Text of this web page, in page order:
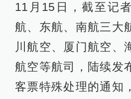
11月15日，截至记
航、东航、南航三大
川航空、厦门航空、
航空等航司，陆续发
客票特殊处理的通知